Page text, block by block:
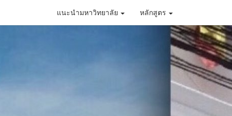
แนะนำมหาวิทยาลัย หลักสูตร